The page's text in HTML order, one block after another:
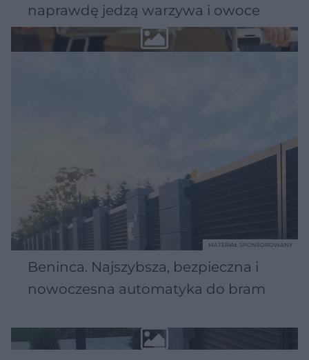
naprawdę jedzą warzywa i owoce
Beninca. Najszybsza, bezpieczna i
nowoczesna automatyka do bram
MATERIAŁ SPONSOROWANY